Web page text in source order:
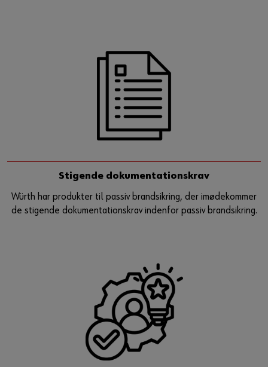
Stigende dokumentationskrav
Würth har produkter til passiv brandsikring, der imødekommer
de stigende dokumentationskrav indenfor passiv brandsikring.